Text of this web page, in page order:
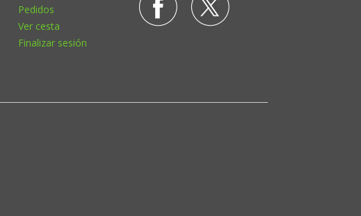
Pedidos
Ver cesta
Finalizar sesión